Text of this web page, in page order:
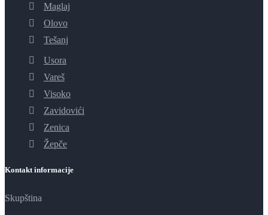
Maglaj
Olovo
Tešanj
Usora
Vareš
Visoko
Zavidovići
Zenica
Žepče
Kontakt informacije
Skupština